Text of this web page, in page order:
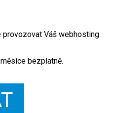
provozovat Váš webhosting
bezplatně.